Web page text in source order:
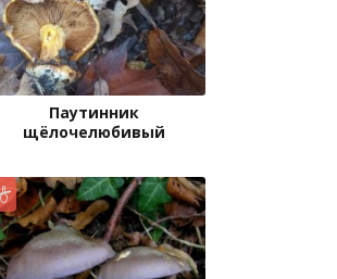
Паутинник
щёлочелюбивый